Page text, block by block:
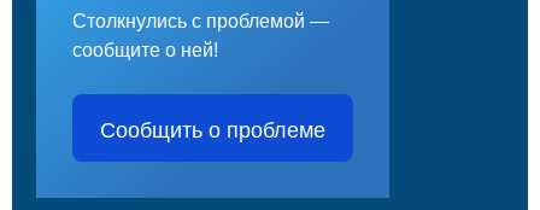
Столкнулись с проблемой —
сообщите о ней!
Сообщить о проблеме